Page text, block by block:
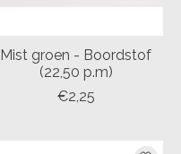
Mist groen - Boordstof
(22,50 p.m)
€2,25